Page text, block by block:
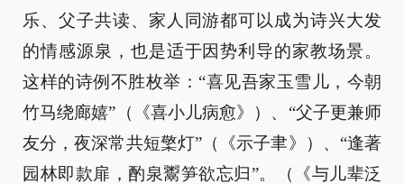
乐、父子共读、家人同游都可以成为诗兴大发
的情感源泉，也是适于因势利导的家教场景。
这样的诗例不胜枚举：“喜见吾家玉雪儿，今朝
竹马绕廊嬉”（《喜小儿病愈》）、“父子更兼师
友分，夜深常共短檠灯”（《示子聿》）、“逢著
园林即款扉，酌泉鬻笋欲忘归”。（《与儿辈泛